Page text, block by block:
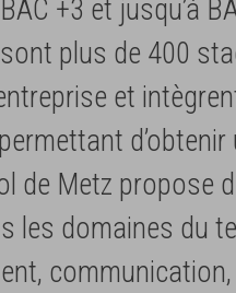
+3 et jusqu’à
plus de 400
et
de Metz propose
les domaines du